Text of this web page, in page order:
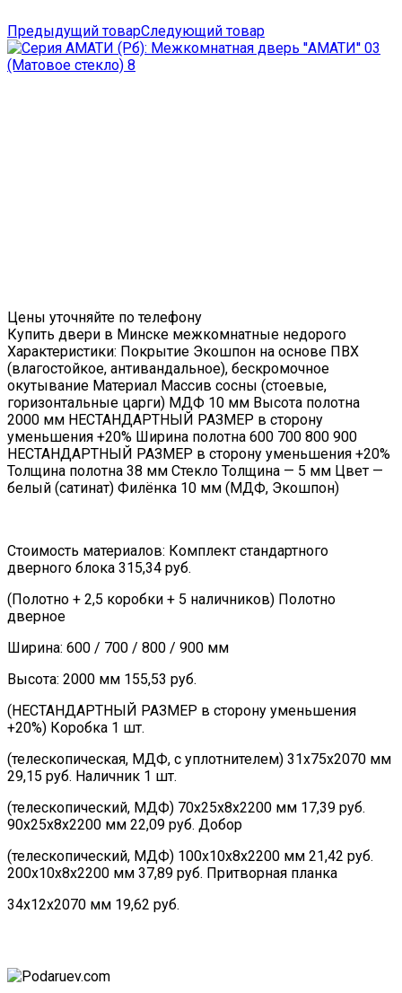
Предыдущий товарСледующий товар
Цены уточняйте по телефону
Купить двери в Минске межкомнатные недорого
Характеристики: Покрытие Экошпон на основе ПВХ
(влагостойкое, антивандальное), бескромочное
окутывание Материал Массив сосны (стоевые,
горизонтальные царги) МДФ 10 мм Высота полотна
2000 мм НЕСТАНДАРТНЫЙ РАЗМЕР в сторону
уменьшения +20% Ширина полотна 600 700 800 900
НЕСТАНДАРТНЫЙ РАЗМЕР в сторону уменьшения +20%
Толщина полотна 38 мм Стекло Толщина — 5 мм Цвет —
белый (сатинат) Филёнка 10 мм (МДФ, Экошпон)
Стоимость материалов: Комплект стандартного
дверного блока 315,34 руб.
(Полотно + 2,5 коробки + 5 наличников) Полотно
дверное
Ширина: 600 / 700 / 800 / 900 мм
Высота: 2000 мм 155,53 руб.
(НЕСТАНДАРТНЫЙ РАЗМЕР в сторону уменьшения
+20%) Коробка 1 шт.
(телескопическая, МДФ, с уплотнителем) 31х75х2070 мм
29,15 руб. Наличник 1 шт.
(телескопический, МДФ) 70х25х8х2200 мм 17,39 руб.
90х25х8х2200 мм 22,09 руб. Добор
(телескопический, МДФ) 100х10х8х2200 мм 21,42 руб.
200х10х8х2200 мм 37,89 руб. Притворная планка
34х12х2070 мм 19,62 руб.